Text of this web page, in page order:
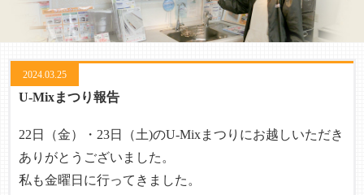
2024.03.25
U-Mixまつり報告
22日（金）・23日（土)のU-Mixまつりにお越しいただき
ありがとうございました。
私も金曜日に行ってきました。